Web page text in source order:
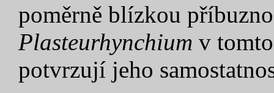
poměrně blízkou
Plasteurhynchium v
potvrzují jeho